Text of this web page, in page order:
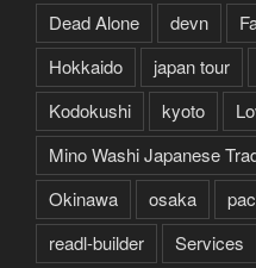
Dead Alone
devn
Hokkaido
japan tour
Kodokushi
kyoto
Mino Washi Japanese
Okinawa
osaka
readl-builder
Services